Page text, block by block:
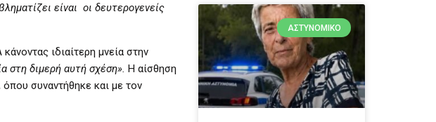
είναι οι δευτερογενείς
ιδιαίτερη μνεία στην
στη διμερή αυτή σχέση». Η αίσθηση
συναντήθηκε και με τον
ΑΣΤΥΝΟΜΙΚΌ